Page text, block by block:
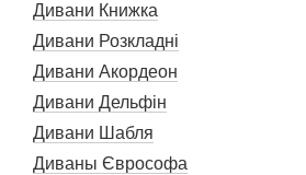
Дивани Книжка
Дивани Розкладні
Дивани Акордеон
Дивани Дельфін
Дивани Шабля
Диваны Єврософа